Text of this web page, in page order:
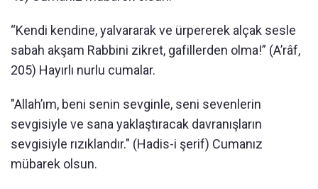
“Kendi kendine, yalvararak ve ürpererek alçak sesle
sabah akşam Rabbini zikret, gafillerden olma!” (A’râf,
205) Hayırlı nurlu cumalar.
"Allah’ım, beni senin sevginle, seni sevenlerin
sevgisiyle ve sana yaklaştıracak davranışların
sevgisiyle rızıklandır." (Hadis-i şerif) Cumanız
mübarek olsun.